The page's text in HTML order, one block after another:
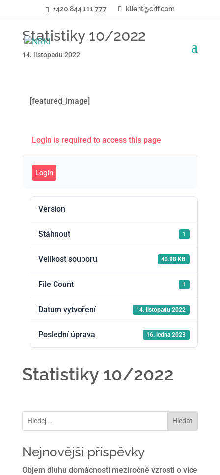
+420 844 111 777 klient@crif.com
Statistiky 10/2022
14. listopadu 2022
[featured_image]
Login is required to access this page
Login
Version
Stáhnout 1
Velikost souboru 40.98 KB
File Count 1
Datum vytvoření 14. listopadu 2022
Poslední úprava 16. ledna 2023
Statistiky 10/2022
Hledat
Nejnovější příspěvky
Objem dluhu domácností meziročně vzrostl o více